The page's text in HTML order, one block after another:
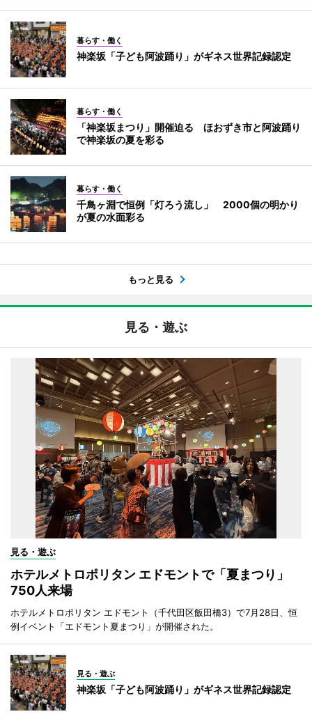
暮らす・働く
神楽坂「子ども阿波踊り」がギネス世界記録認定
暮らす・働く
「神楽坂まつり」開催迫る ほおずき市と阿波踊り
で神楽坂の夏を彩る
暮らす・働く
千鳥ヶ淵で恒例「灯ろう流し」 2000個の明かり
が夏の水面彩る
もっと見る
見る・遊ぶ
見る・遊ぶ
ホテルメトロポリタン エドモントで「夏まつり」
750人来場
ホテルメトロポリタン エドモント（千代田区飯田橋3）で7月28日、恒
例イベント「エドモント夏まつり」が開催された。
見る・遊ぶ
神楽坂「子ども阿波踊り」がギネス世界記録認定